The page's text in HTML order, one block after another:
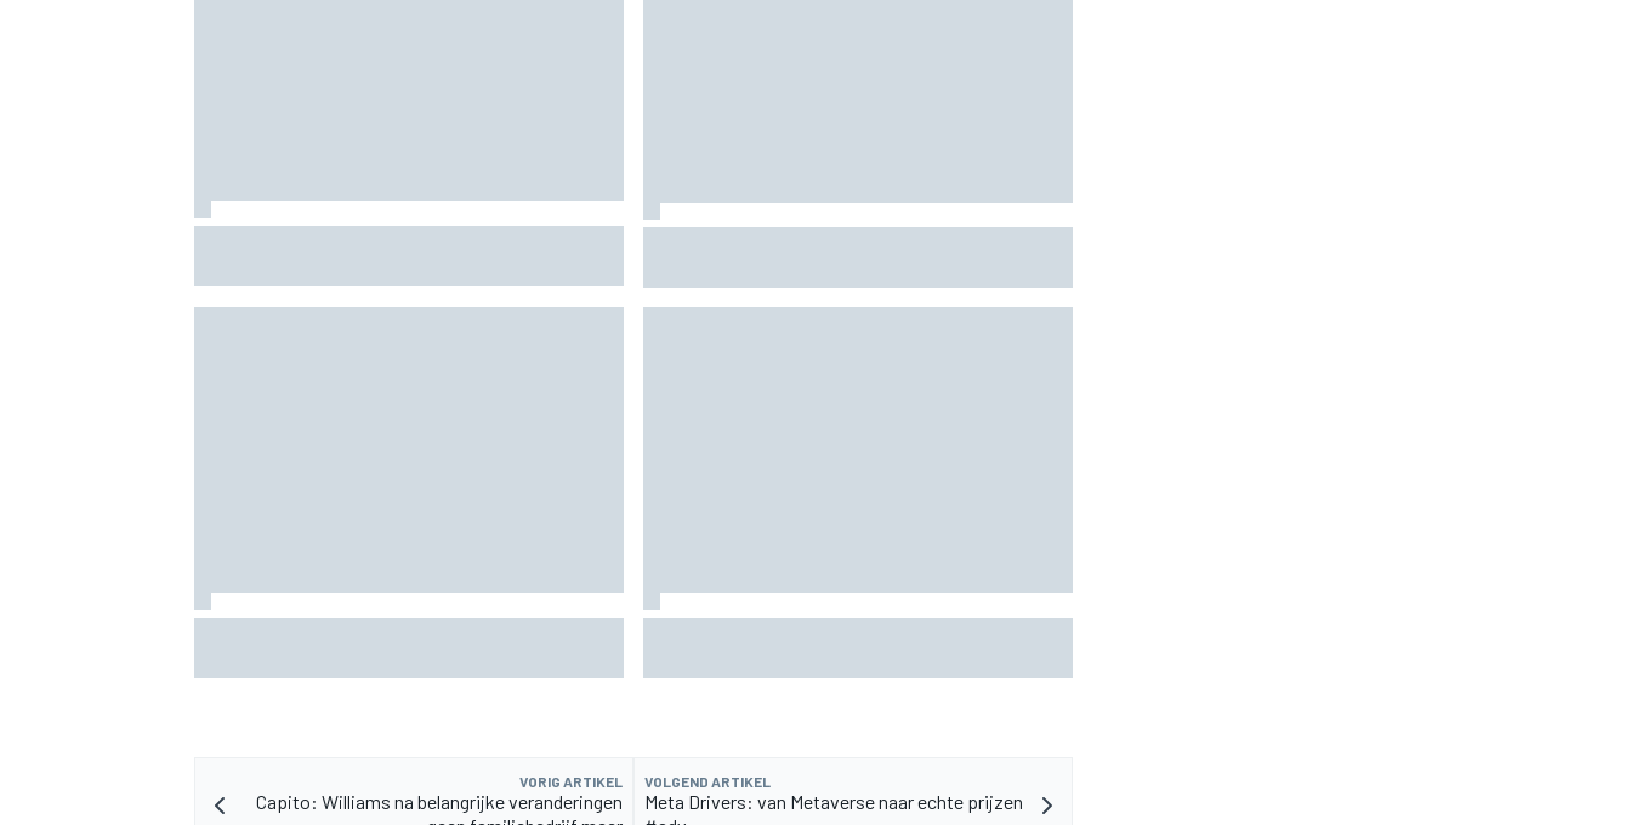
VORIG ARTIKEL
Capito: Williams na belangrijke veranderingen
VOLGEND ARTIKEL
Meta Drivers: van Metaverse naar echte prijzen